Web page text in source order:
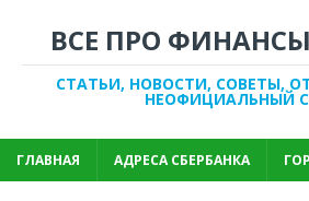
ВСЕ ПРО
СТАТЬИ, НОВОСТИ, СОВЕТЫ,
НЕОФИЦИАЛЬНЫЙ
ГЛАВНАЯ АДРЕСА СБЕРБАНКА